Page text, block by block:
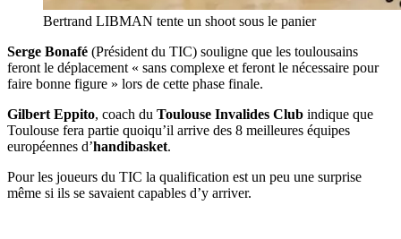
Bertrand LIBMAN tente un shoot sous le panier
Serge Bonafé (Président du TIC) souligne que les toulousains
feront le déplacement « sans complexe et feront le nécessaire pour
faire bonne figure » lors de cette phase finale.
Gilbert Eppito, coach du Toulouse Invalides Club indique que
Toulouse fera partie quoiqu’il arrive des 8 meilleures équipes
européennes d’handibasket.
Pour les joueurs du TIC la qualification est un peu une surprise
même si ils se savaient capables d’y arriver.